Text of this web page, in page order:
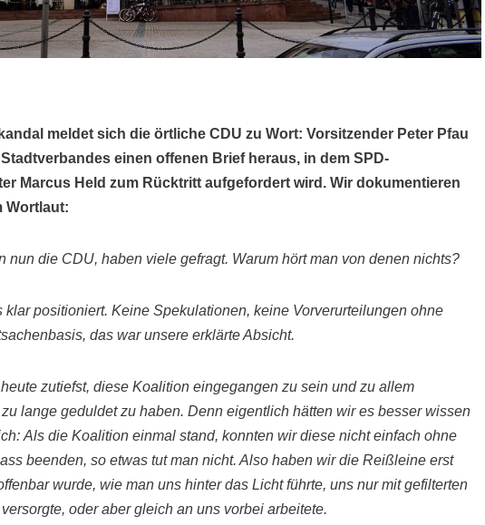
meldet sich die örtliche CDU zu Wort: Vorsitzender Peter Pfau
einen offenen Brief heraus, in dem SPD-
Marcus Held zum Rücktritt aufgefordert wird. Wir dokumentieren
Wortlaut:
nun die CDU, haben viele gefragt. Warum hört man von denen nichts?
klar positioniert. Keine Spekulationen, keine Vorverurteilungen ohne
, das war unsere erklärte Absicht.
zutiefst, diese Koalition eingegangen zu sein und zu allem
lange geduldet zu haben. Denn eigentlich hätten wir es besser wissen
Als die Koalition einmal stand, konnten wir diese nicht einfach ohne
beenden, so etwas tut man nicht. Also haben wir die Reißleine erst
wurde, wie man uns hinter das Licht führte, uns nur mit gefilterten
oder aber gleich an uns vorbei arbeitete.